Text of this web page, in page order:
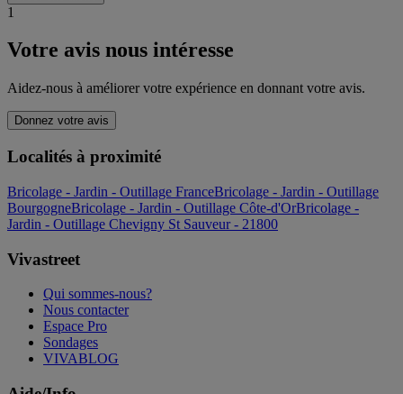
1
Votre avis nous intéresse
Aidez-nous à améliorer votre expérience en donnant votre avis.
Donnez votre avis
Localités à proximité
Bricolage - Jardin - Outillage FranceBricolage - Jardin - Outillage
BourgogneBricolage - Jardin - Outillage Côte-d'OrBricolage -
Jardin - Outillage Chevigny St Sauveur - 21800
Vivastreet
Qui sommes-nous?
Nous contacter
Espace Pro
Sondages
VIVABLOG